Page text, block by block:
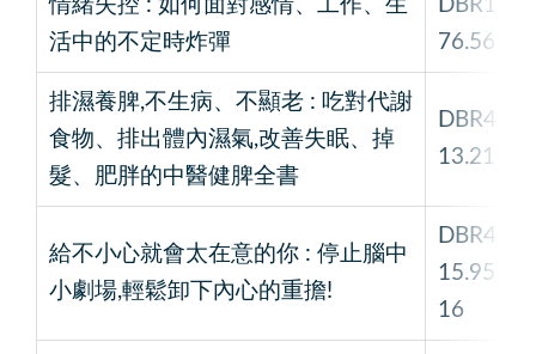
情緒失控 : 如何面對感情、工作、生
活中的不定時炸彈
DBR1
76.56
排濕養脾,不生病、不顯老 : 吃對代謝
食物、排出體內濕氣,改善失眠、掉
髮、肥胖的中醫健脾全書
DBR4
13.21
給不小心就會太在意的你 : 停止腦中
小劇場,輕鬆卸下內心的重擔!
DBR4
15.95
16